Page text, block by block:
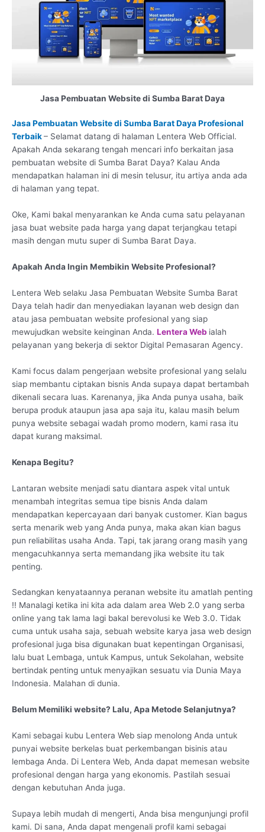
Jasa Pembuatan Website di Sumba Barat Daya
Jasa Pembuatan Website di Sumba Barat Daya Profesional
Terbaik– Selamat datang di halaman Lentera Web Official.
Apakah Anda sekarang tengah mencari info berkaitan jasa
pembuatan website di Sumba Barat Daya? Kalau Anda
mendapatkan halaman ini di mesin telusur, itu artiya anda ada
di halaman yang tepat.
Oke, Kami bakal menyarankan ke Anda cuma satu pelayanan
jasa buat website pada harga yang dapat terjangkau tetapi
masih dengan mutu super di Sumba Barat Daya.
Apakah Anda Ingin Membikin Website Profesional?
Lentera Web selaku Jasa Pembuatan Website Sumba Barat
Daya telah hadir dan menyediakan layanan web design dan
atau jasa pembuatan website profesional yang siap
mewujudkan website keinginan Anda. Lentera Web ialah
pelayanan yang bekerja di sektor Digital Pemasaran Agency.
Kami focus dalam pengerjaan website profesional yang selalu
siap membantu ciptakan bisnis Anda supaya dapat bertambah
dikenali secara luas. Karenanya, jika Anda punya usaha, baik
berupa produk ataupun jasa apa saja itu, kalau masih belum
punya website sebagai wadah promo modern, kami rasa itu
dapat kurang maksimal.
Kenapa Begitu?
Lantaran website menjadi satu diantara aspek vital untuk
menambah integritas semua tipe bisnis Anda dalam
mendapatkan kepercayaan dari banyak customer. Kian bagus
serta menarik web yang Anda punya, maka akan kian bagus
pun reliabilitas usaha Anda. Tapi, tak jarang orang masih yang
mengacuhkannya serta memandang jika website itu tak
penting.
Sedangkan kenyataannya peranan website itu amatlah penting
!! Manalagi ketika ini kita ada dalam area Web 2.0 yang serba
online yang tak lama lagi bakal berevolusi ke Web 3.0. Tidak
cuma untuk usaha saja, sebuah website karya jasa web design
profesional juga bisa digunakan buat kepentingan Organisasi,
lalu buat Lembaga, untuk Kampus, untuk Sekolahan, website
bertindak penting untuk menyajikan sesuatu via Dunia Maya
Indonesia. Malahan di dunia.
Belum Memiliki website? Lalu, Apa Metode Selanjutnya?
Kami sebagai kubu Lentera Web siap menolong Anda untuk
punyai website berkelas buat perkembangan bisinis atau
lembaga Anda. Di Lentera Web, Anda dapat memesan website
profesional dengan harga yang ekonomis. Pastilah sesuai
dengan kebutuhan Anda juga.
Supaya lebih mudah di mengerti, Anda bisa mengunjungi profil
kami. Di sana, Anda dapat mengenali profil kami sebagai